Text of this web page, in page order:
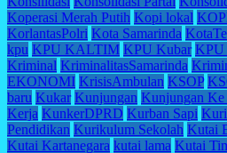
Koperasi Merah Putih Kopi lokal
KorlantasPolri Kota Samarinda
kpu KPU KALTIM KPU Kubar KPU
Kriminal KriminalitasSamarinda
EKONOMI KrisisAmbulan KSOP
baru Kukar Kunjungan Kunjungan
Kerja KunkerDPRD Kurban Sapi
Pendidikan Kurikulum Sekolah Kutai
Kutai Kartanegara kutai lama Kutai